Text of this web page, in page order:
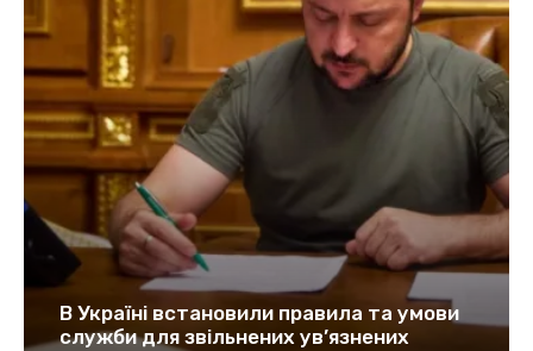
В Україні встановили правила та умови
служби для звільнених ув’язнених